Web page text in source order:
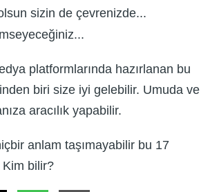
sizin de çevrenizde...
platformlarında hazırlanan bu
biri size iyi gelebilir. Umuda ve
aracılık yapabilir.
anlam taşımayabilir bu 17
bilir?